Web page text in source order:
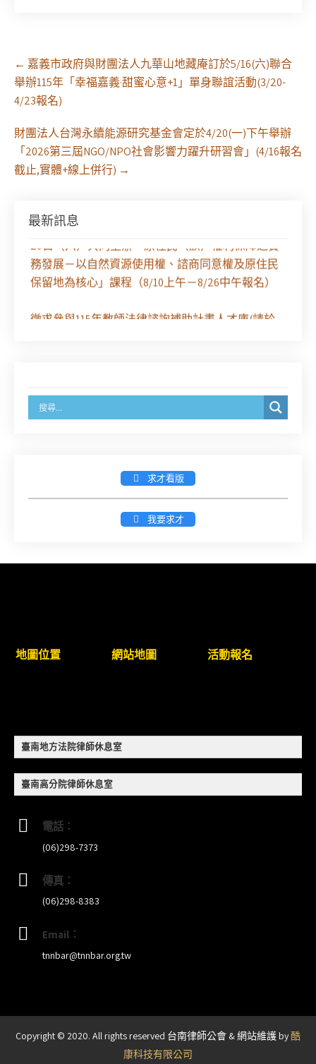
Post
navigation
← 嘉義市政府與財團法人九華山地藏庵訂於5/16(六)聯合
舉辦115年「幸福嘉義·甜蜜心意+1」單身聯誼活動(3/20-
4/23報名)
財團法人台灣永續能源研究基金會定於4/20(一)下午舉辦
「2026第三屆NGO/NPO社會影響力躍升研習會」(4/16報名
截止,實體+線上併行) →
最新訊息
【課程報名】全律會與台北律師公會等單位定於8月
務發展－以自然資源使用權、諮商同意權及原住民
保留地為核心」課程（8/10上午－8/26中午報名）
徵求參與115年教師法律諮詢補助計畫人才庫(請於
徵詢有意願擔任臺南市115年度國民中小學法治教育
入校扎根計畫講師之會員(8/14前線上表單登記)
衛」課程(8/12前向本會報名,實體)
【重要公告】115年職場霸凌調查專業人才(律師)培
訓課程（雲嘉南場）錄取通知已發送
本會訂於115年8月15日(六)上午舉辦「使用AI如何幫
前報名，實體+線上併行)
求才看版
我要求才
地圖位置 網站地圖 活動報名
臺南地方法院律師休息室
臺南高分院律師休息室
電話：
(06)298-7373
傳真：
(06)298-8383
Email：
tnnbar@tnnbar.org.tw
Copyright © 2020. All rights reserved 台南律師公會 & 網站維護 by酷
康科技有限公司